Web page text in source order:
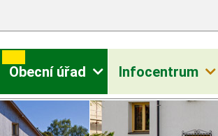
Obecní úřad Infocentrum